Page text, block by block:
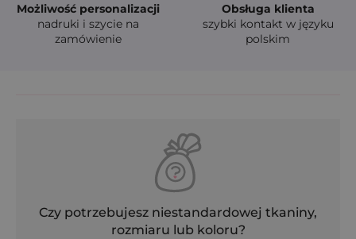
Możliwość personalizacji
nadruki i szycie na
zamówienie
Obsługa klienta
szybki kontakt w języku
polskim
Czy potrzebujesz niestandardowej tkaniny,
rozmiaru lub koloru?